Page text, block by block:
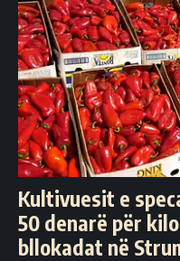
Kultivuesit e
50 denarë për
bllokadat në